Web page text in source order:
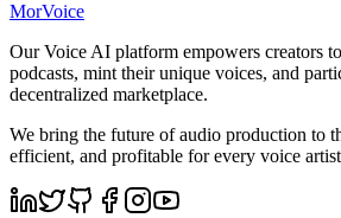
MorVoice
Our Voice AI platform empowers creators
podcasts, mint their unique voices, and
decentralized marketplace.
We bring the future of audio production to
efficient, and profitable for every voice